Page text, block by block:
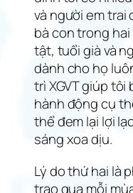
và người em trai
bà con trong
tật, tuổi già và
dành cho họ
trì XGVT giúp
hành động cụ
thể đem lại lợi
sáng xoa dịu.
Lý do thứ hai là
trao qua mỗi